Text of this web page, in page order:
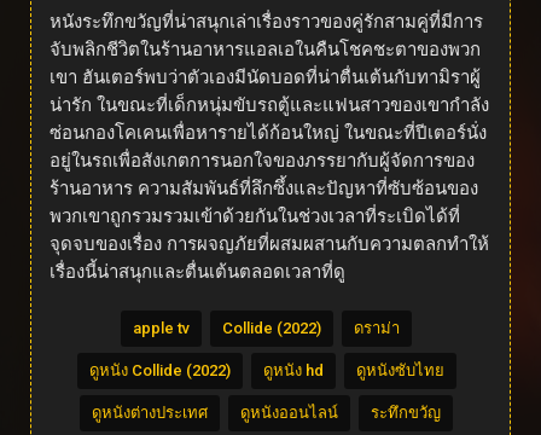
หนังระทึกขวัญที่น่าสนุกเล่าเรื่องราวของคู่รักสามคู่ที่มีการ
จับพลิกชีวิตในร้านอาหารแอลเอในคืนโชคชะตาของพวก
เขา ฮันเตอร์พบว่าตัวเองมีนัดบอดที่น่าตื่นเต้นกับทามิราผู้
น่ารัก ในขณะที่เด็กหนุ่มขับรถตู้และแฟนสาวของเขากำลัง
ซ่อนกองโคเคนเพื่อหารายได้ก้อนใหญ่ ในขณะที่ปีเตอร์นั่ง
อยู่ในรถเพื่อสังเกตการนอกใจของภรรยากับผู้จัดการของ
ร้านอาหาร ความสัมพันธ์ที่ลึกซึ้งและปัญหาที่ซับซ้อนของ
พวกเขาถูกรวมรวมเข้าด้วยกันในช่วงเวลาที่ระเบิดได้ที่
จุดจบของเรื่อง การผจญภัยที่ผสมผสานกับความตลกทำให้
เรื่องนี้น่าสนุกและตื่นเต้นตลอดเวลาที่ดู
apple tv Collide (2022) ดราม่า
ดูหนัง Collide (2022) ดูหนัง hd ดูหนังซับไทย
ดูหนังต่างประเทศ ดูหนังออนไลน์ ระทึกขวัญ